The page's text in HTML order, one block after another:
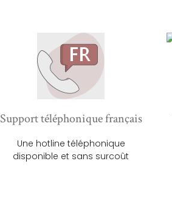
Support téléphonique français
Une hotline téléphonique
disponible et sans surcoût